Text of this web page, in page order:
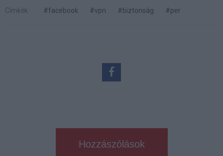
Címkék: #facebook #vpn #biztonság #per
Hozzászólások